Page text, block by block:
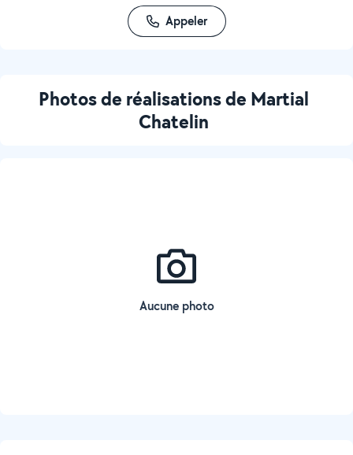
Appeler
Photos de réalisations de Martial
Chatelin
Aucune photo